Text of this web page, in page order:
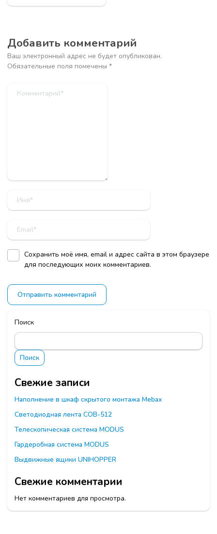
Добавить комментарий
Ваш электронный адрес не будет опубликован.
Обязательные поля помечены *
Сохранить моё имя, email и адрес сайта в этом браузере
для последующих моих комментариев.
Поиск
Поиск
Свежие записи
Наполнение в шкаф скрытого монтажа Mebax
Светодиодная лента СОВ-512
Телескопическая система MODUS
Гардеробная система MODUS
Выдвижные ящики UNIHOPPER
Свежие комментарии
Нет комментариев для просмотра.